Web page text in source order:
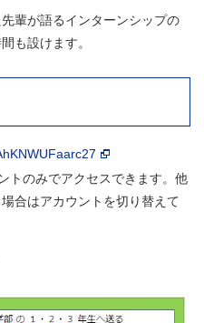
輩が語るインターンシップの
も設けます。
みでアクセスできます。他
合はアカウントを切り替えて